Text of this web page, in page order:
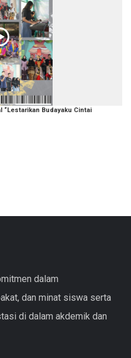
“Lestarikan Budayaku Cintai
dalam
dan minat siswa serta
di dalam akdemik dan